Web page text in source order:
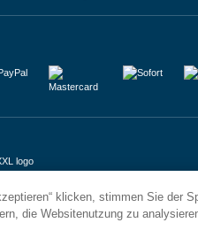
34
Wormerveer | Nederland
klicken, stimmen Sie der
die Websitenutzung zu